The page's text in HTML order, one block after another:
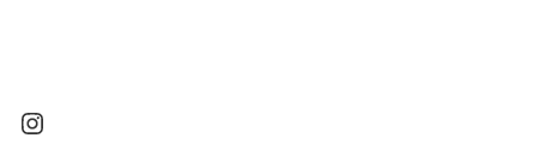
Instagram